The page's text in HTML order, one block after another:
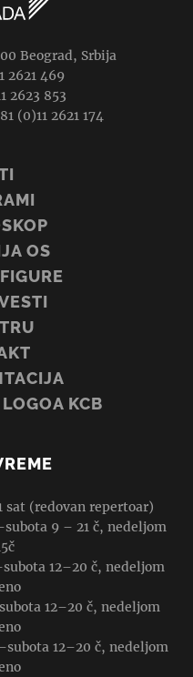
Beograd, Srbija
2621 469
2623 853
(0)11 2621 174
OS
KCB
sat (redovan repertoar)
9 – 21 č, nedeljom
12–20 č, nedeljom
12–20 č, nedeljom
12–20 č, nedeljom